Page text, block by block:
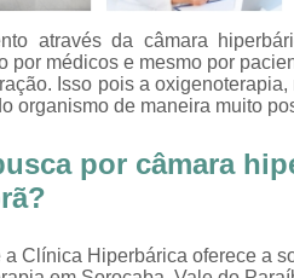
através da câmara
por médicos e mesmo por
Isso pois a
organismo de maneira muito
por câmara
a Clínica Hiperbárica oferece a